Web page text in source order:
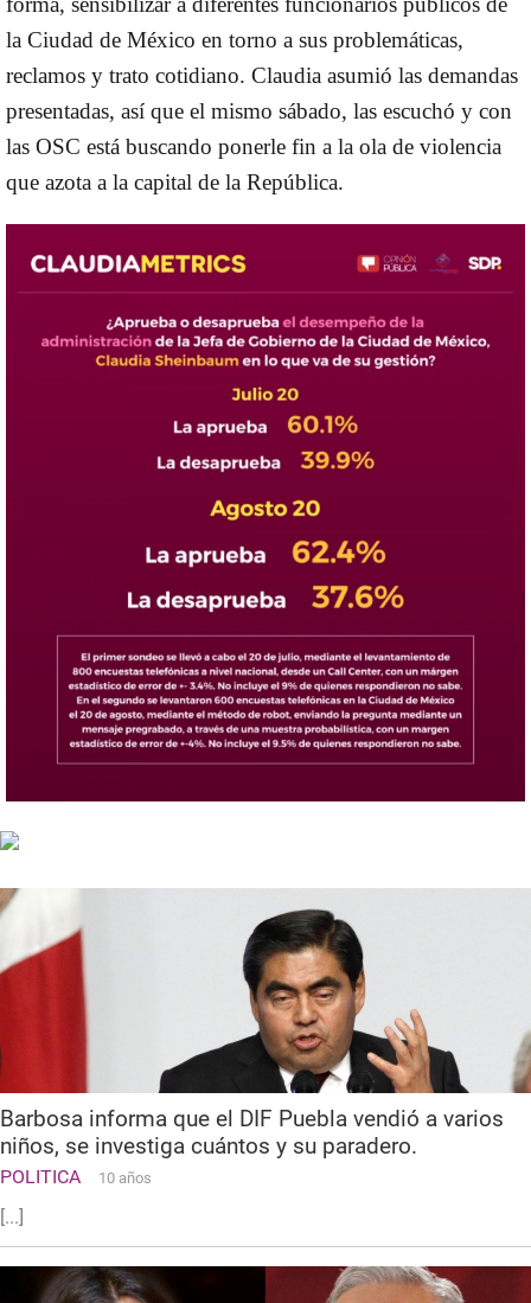
la Ciudad de México en torno a sus problemáticas,
reclamos y trato cotidiano. Claudia asumió las demandas
presentadas, así que el mismo sábado, las escuchó y con
las OSC está buscando ponerle fin a la ola de violencia
que azota a la capital de la República.
Barbosa informa que el DIF Puebla vendió a varios
niños, se investiga cuántos y su paradero.
POLITICA 10 años
[...]